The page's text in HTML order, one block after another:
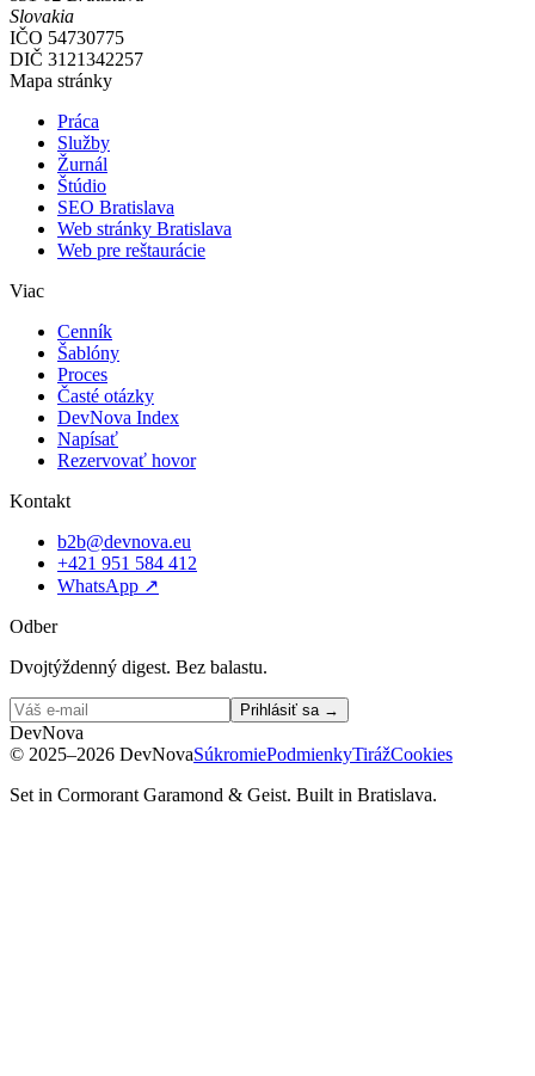
Slovakia
IČO 54730775
DIČ 3121342257
Mapa stránky
Práca
Služby
Žurnál
Štúdio
SEO Bratislava
Web stránky Bratislava
Web pre reštaurácie
Viac
Cenník
Šablóny
Proces
Časté otázky
DevNova Index
Napísať
Rezervovať hovor
Kontakt
b2b@devnova.eu
+421 951 584 412
WhatsApp ↗
Odber
Dvojtýždenný digest. Bez balastu.
Prihlásiť sa →
DevNova
© 2025–2026 DevNovaSúkromiePodmienkyTirážCookies
Set in Cormorant Garamond & Geist. Built in Bratislava.